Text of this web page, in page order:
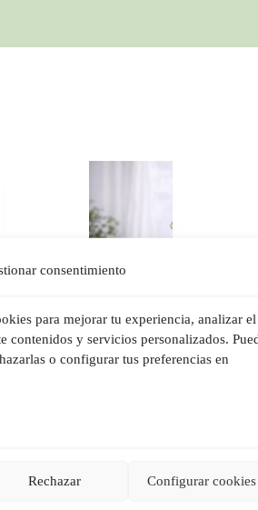
consentimiento
para mejorar tu experiencia, analizar el
contenidos y servicios personalizados.
o configurar tus preferencias en
Rechazar Configurar cookies
89,00€ Añadir al carrito